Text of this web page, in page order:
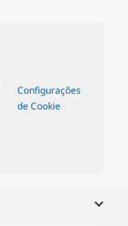
Configurações
de Cookie